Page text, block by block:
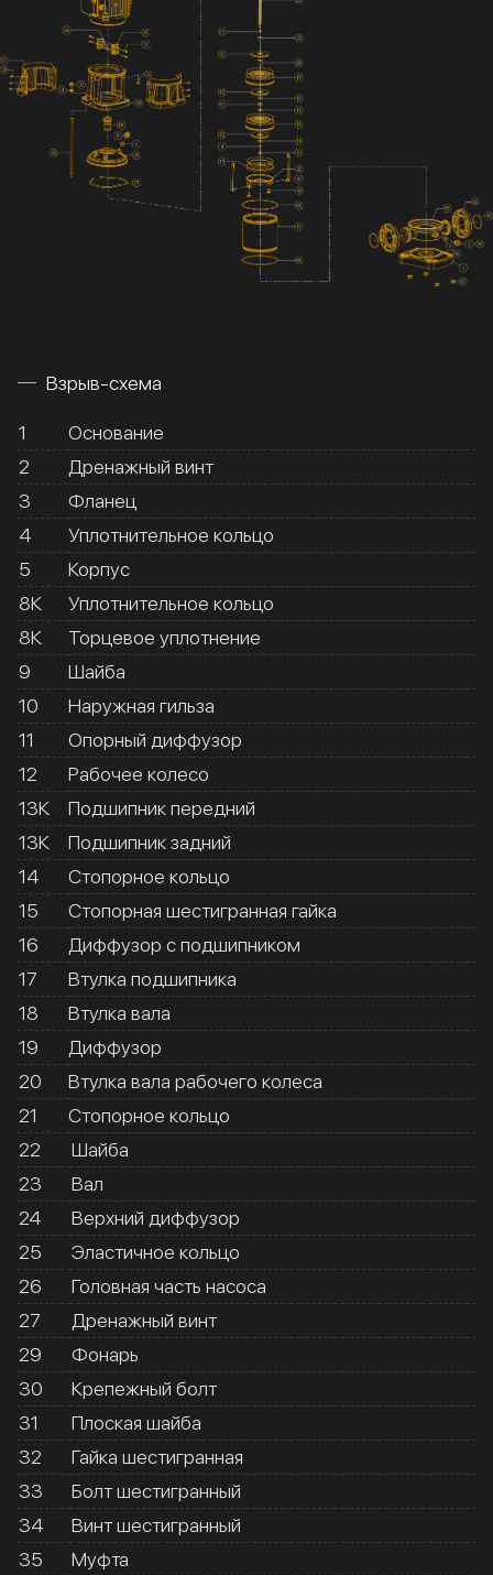
Взрыв-схема
1
Основание
2
Дренажный винт
3
Фланец
4
Уплотнительное кольцо
5
Корпус
8К
Уплотнительное кольцо
8К
Торцевое уплотнение
9
Шайба
10
Наружная гильза
11
Опорный диффузор
12
Рабочее колесо
13К
Подшипник передний
13К
Подшипник задний
14
Стопорное кольцо
15
Стопорная шестигранная гайка
16
Диффузор с подшипником
17
Втулка подшипника
18
Втулка вала
19
Диффузор
20
Втулка вала рабочего колеса
21
Стопорное кольцо
22
Шайба
23
Вал
24
Верхний диффузор
25
Эластичное кольцо
26
Головная часть насоса
27
Дренажный винт
29
Фонарь
30
Крепежный болт
31
Плоская шайба
32
Гайка шестигранная
33
Болт шестигранный
34
Винт шестигранный
35
Муфта